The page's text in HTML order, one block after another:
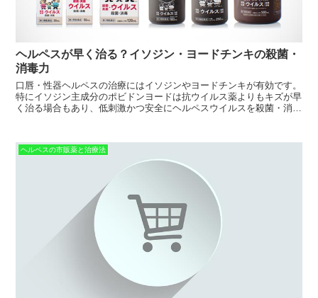
ヘルペスが早く治る？イソジン・ヨードチンキの殺菌・
消毒力
口唇・性器ヘルペスの治療にはイソジンやヨードチンキが有効です。
特にイソジン主成分のポビドンヨードは抗ウイルス薬よりもキズが早
く治る場合もあり、低刺激かつ安全にヘルペスウイルスを殺菌・消毒
ヘルペスの市販薬と治療法